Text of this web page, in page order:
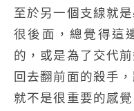
至於另一個支線就
很後面，總覺得這
的，或是為了交代
回去翻前面的殺手
就不是很重要的感